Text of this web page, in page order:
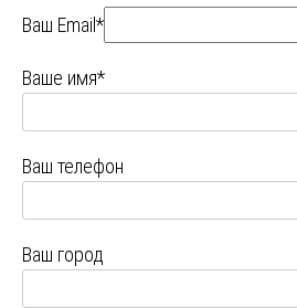
Ваш Email*
Ваше имя*
Ваш телефон
Ваш город